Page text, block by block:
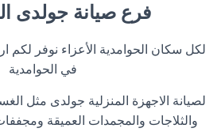
فرع صيانة جولدى
لكل سكان الحوامدية الأعزاء نوفر
في الحوامدية
لصيانة الاجهزة المنزلية جولدى مثل
والثلاجات والمجمدات العميقة